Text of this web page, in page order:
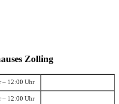
Zolling
– 12:00 Uhr
– 12:00 Uhr